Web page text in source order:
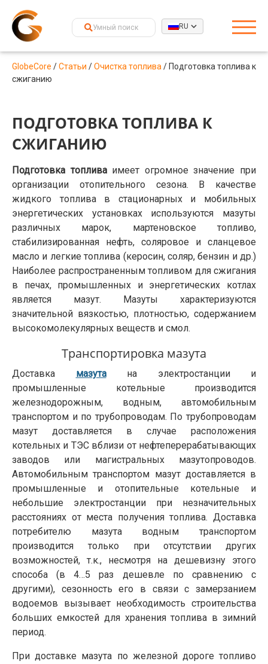
RU
GlobeCore /Статьи /Очистка топлива / Подготовка топлива к
сжиганию
ПОДГОТОВКА ТОПЛИВА К
СЖИГАНИЮ
Подготовка топливаимеет огромное значение при
организации отопительного сезона. В качестве
жидкого топлива в стационарных и мобильных
энергетических установках используются мазуты
различных марок, мартеновское топливо,
стабилизированная нефть, соляровое и сланцевое
масло и легкие топлива (керосин, соляр, бензин и др.)
Наиболее распространенным топливом для сжигания
в печах, промышленных и энергетических котлах
является мазут. Мазуты характеризуются
значительной вязкостью, плотностью, содержанием
высокомолекулярных веществ и смол.
Транспортировка мазута
Доставка мазутана электростанции и
промышленные котельные производится
железнодорожным, водным, автомобильным
транспортом и по трубопроводам. По трубопроводам
мазут доставляется в случае расположения
котельных и ТЭС вблизи от нефтеперерабатывающих
заводов или магистральных мазутопроводов.
Автомобильным транспортом мазут доставляется в
промышленные и отопительные котельные и
небольшие электростанции при незначительных
расстояниях от места получения топлива. Доставка
потребителю мазута водным транспортом
производится только при отсутствии других
возможностей, т.к., несмотря на дешевизну этого
способа (в 4…5 раз дешевле по сравнению с
другими), сезонность его в связи с замерзанием
водоемов вызывает необходимость строительства
больших емкостей для хранения топлива в зимний
период.
При доставке мазута по железной дороге топливо